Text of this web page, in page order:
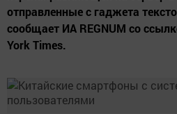
отправленные с гаджета
сообщает ИА REGNUM со
York Times.